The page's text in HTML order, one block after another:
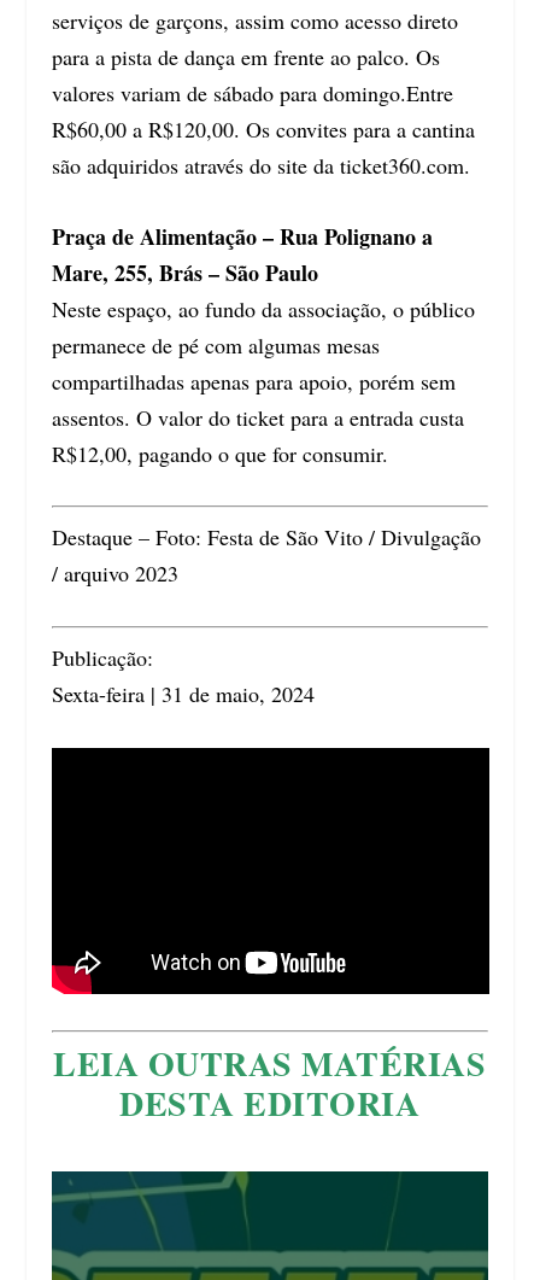
serviços de garçons, assim como acesso direto
para a pista de dança em frente ao palco. Os
valores variam de sábado para domingo.Entre
R$60,00 a R$120,00. Os convites para a cantina
são adquiridos através do site da ticket360.com.
Praça de Alimentação – Rua Polignano a
Mare, 255, Brás – São Paulo
Neste espaço, ao fundo da associação, o público
permanece de pé com algumas mesas
compartilhadas apenas para apoio, porém sem
assentos. O valor do ticket para a entrada custa
R$12,00, pagando o que for consumir.
Destaque – Foto: Festa de São Vito / Divulgação
/ arquivo 2023
Publicação:
Sexta-feira | 31 de maio, 2024
LEIA OUTRAS MATÉRIAS
DESTA EDITORIA